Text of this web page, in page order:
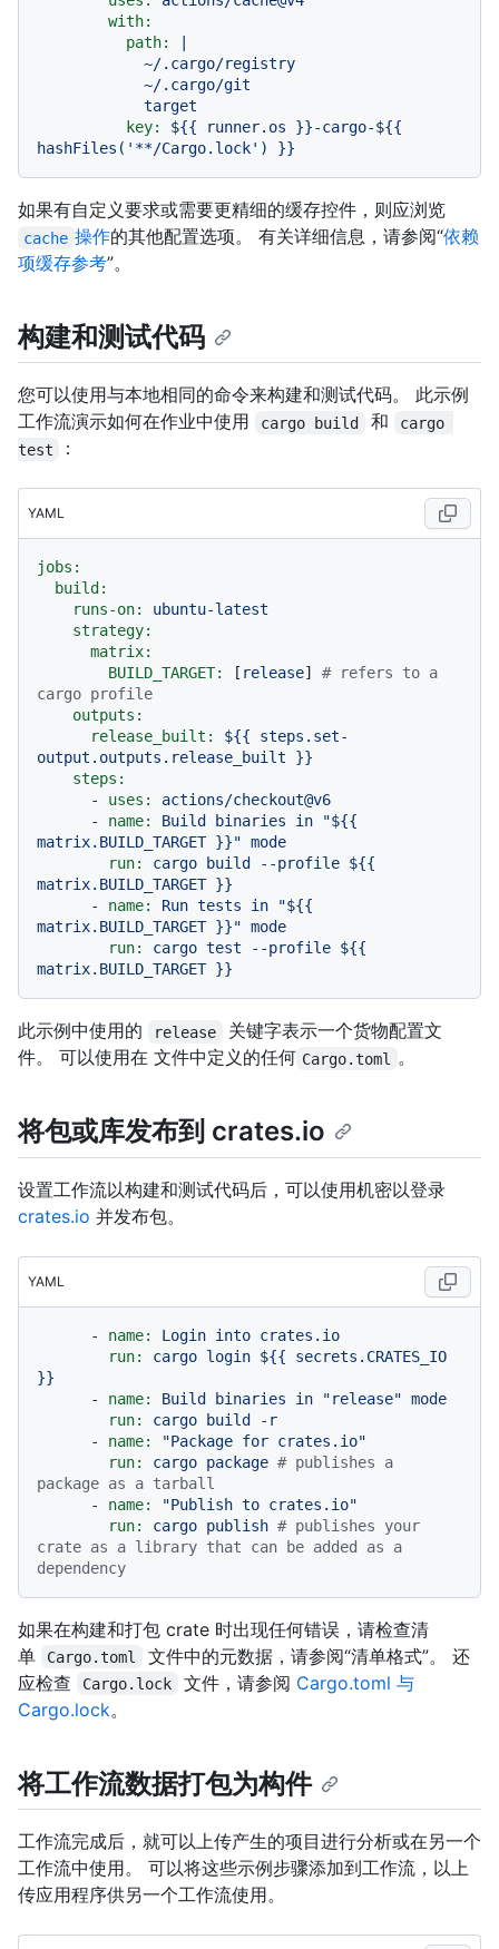
with:
path:
key:
${{ runner.os
}}-cargo-${{
hashFiles('**/Cargo.lock')
}}
如果有自定义要求或需要更精细的缓存控件，则应浏览
cache 操作的其他配置选项。 有关详细信息，请参阅“依赖
项缓存参考”。
构建和测试代码
您可以使用与本地相同的命令来构建和测试代码。 此示例
工作流演示如何在作业中使用
cargo build 和
cargo
test
：
YAML
jobs:
build:
runs-on:
ubuntu-latest
strategy:
matrix:
BUILD_TARGET:
[ release] # refers to a
cargo profile
outputs:
release_built:
${{
steps.set-
output.outputs.release_built
}}
steps:
-
uses:
actions/checkout@v6
-
name: Build binaries in "${{
matrix.BUILD_TARGET }}" mode
run:
cargo build --profile ${{
matrix.BUILD_TARGET }}
-
name: Run tests in "${{
matrix.BUILD_TARGET }}" mode
run:
cargo test --profile ${{
matrix.BUILD_TARGET }}
此示例中使用的 release
关键字表示一个货物配置文
件。 可以使用在 文件中定义的任何 Cargo.toml 。
将包或库发布到 crates.io
设置工作流以构建和测试代码后，可以使用机密以登录
crates.io 并发布包。
YAML
- name: Login into crates.io
run:
cargo login ${{
secrets.CRATES_IO
}}
-
name: Build binaries in "release" mode
run:
cargo build
-r
-
name:
"Package for crates.io"
run:
cargo package # publishes a
package as a tarball
-
name:
"Publish to crates.io"
run:
cargo publish # publishes your
crate as a library that can be added as a
dependency
如果在构建和打包 crate 时出现任何错误，请检查清
单
Cargo.toml 文件中的元数据，请参阅“清单格式”。
还
应检查
Cargo.lock 文件，请参阅 Cargo.toml 与
Cargo.lock。
将工作流数据打包为构件
工作流完成后，就可以上传产生的项目进行分析或在另一个
工作流中使用。 可以将这些示例步骤添加到工作流，以上
传应用程序供另一个工作流使用。